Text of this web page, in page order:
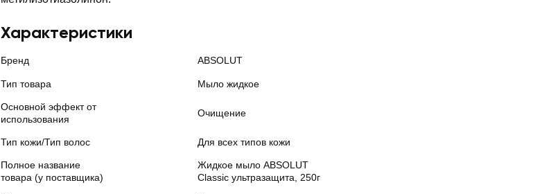
Характеристики
Бренд ABSOLUT
Тип товара Мыло жидкое
Основной эффект от
использования
Очищение
Тип кожи/Тип волос Для всех типов кожи
Полное название
товара (у поставщика)
Жидкое мыло ABSOLUT
Classic ультразащита, 250г